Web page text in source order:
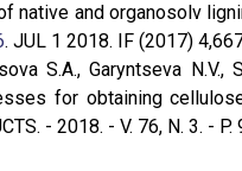
and organosolv
. JUL 1 2018. IF (2017)
S.A., Garyntseva
for obtaining
- 2018. - V. 76, N. 3. -